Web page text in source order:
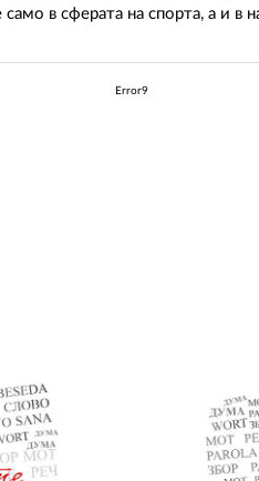
в сферата на спорта, а и в
Error9